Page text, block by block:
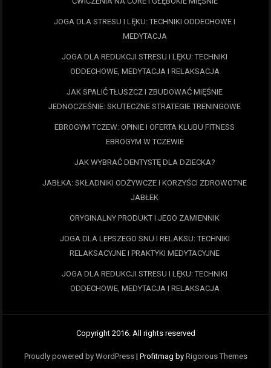
JOGA DLA STRESU I LĘKU: TECHNIKI ODDECHOWE I
MEDYTACJA
JOGA DLA REDUKCJI STRESU I LĘKU: TECHNIKI
ODDECHOWE, MEDYTACJA I RELAKSACJA
JAK SPALIĆ TŁUSZCZ I ZBUDOWAĆ MIĘŚNIE
JEDNOCZEŚNIE: SKUTECZNE STRATEGIE TRENINGOWE
EBROGYM TCZEW: OPINIE I OFERTA KLUBU FITNESS
EBROGYM W TCZEWIE
JAK WYBRAĆ DENTYSTĘ DLA DZIECKA?
JABŁKA: SKŁADNIKI ODŻYWCZE I KORZYŚCI ZDROWOTNE
JABŁEK
ORYGINALNY PRODUKT I JEGO ZAMIENNIK
JOGA DLA LEPSZEGO SNU I RELAKSU: TECHNIKI
RELAKSACYJNE I PRAKTYKI MEDYTACYJNE
JOGA DLA REDUKCJI STRESU I LĘKU: TECHNIKI
ODDECHOWE, MEDYTACJA I RELAKSACJA
Copyright 2016. All rights reserved
Proudly powered by WordPress | Profitmag by Rigorous Themes